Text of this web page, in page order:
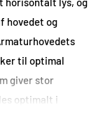
hovedet og
til optimal
giver stor
optimalt i